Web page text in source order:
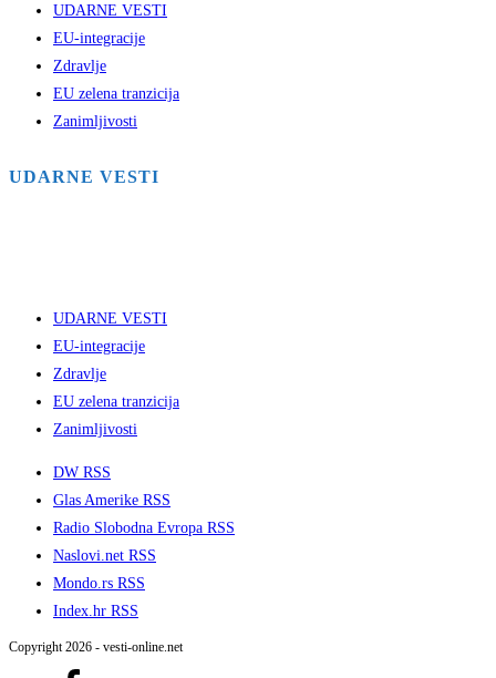
UDARNE VESTI
EU-integracije
Zdravlje
EU zelena tranzicija
Zanimljivosti
UDARNE VESTI
UDARNE VESTI
EU-integracije
Zdravlje
EU zelena tranzicija
Zanimljivosti
DW RSS
Glas Amerike RSS
Radio Slobodna Evropa RSS
Naslovi.net RSS
Mondo.rs RSS
Index.hr RSS
Copyright 2026 - vesti-online.net